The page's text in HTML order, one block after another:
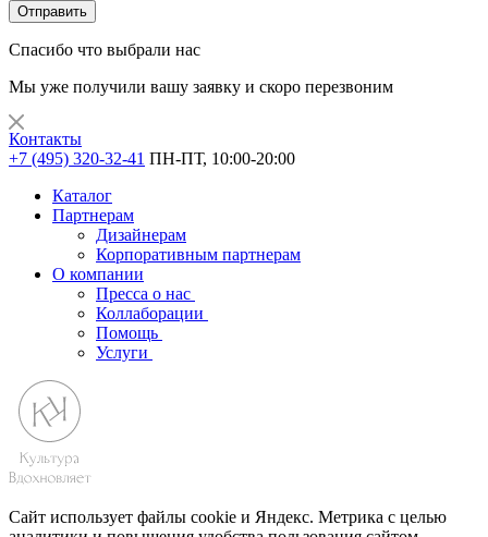
Отправить
Спасибо что выбрали нас
Мы уже получили вашу заявку и скоро перезвоним
Контакты
+7 (495) 320-32-41 ПН-ПТ, 10:00-20:00
Каталог
Партнерам
Дизайнерам
Корпоративным партнерам
О компании
Пресса о нас
Коллаборации
Помощь
Услуги
Сайт использует файлы cookie и Яндекс. Метрика с целью